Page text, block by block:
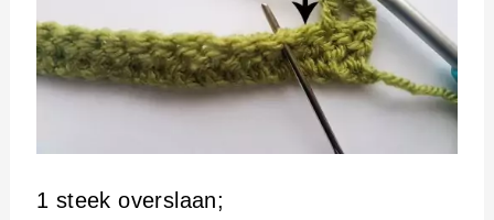
1 steek overslaan;